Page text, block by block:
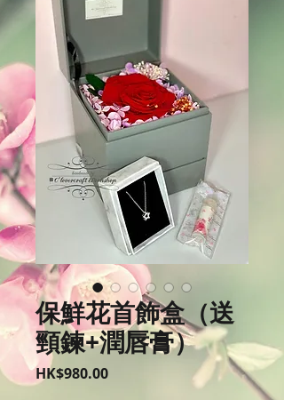
保鮮花首飾盒（送
頸鍊+潤唇膏）
HK$980.00價